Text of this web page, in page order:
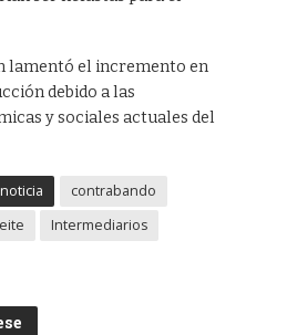
lamentó el incremento en
debido a las
y sociales actuales del
contrabando
Intermediarios